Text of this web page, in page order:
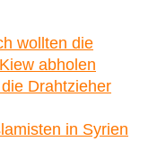
wollten die
abholen
Drahtzieher
in Syrien